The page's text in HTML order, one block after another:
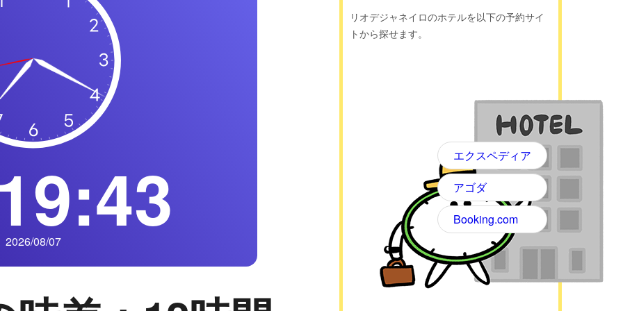
2026/08/07
リオデジャネイロのホテルを以下の予約サイ
トから探せます。
エクスペディア
アゴダ
Booking.com